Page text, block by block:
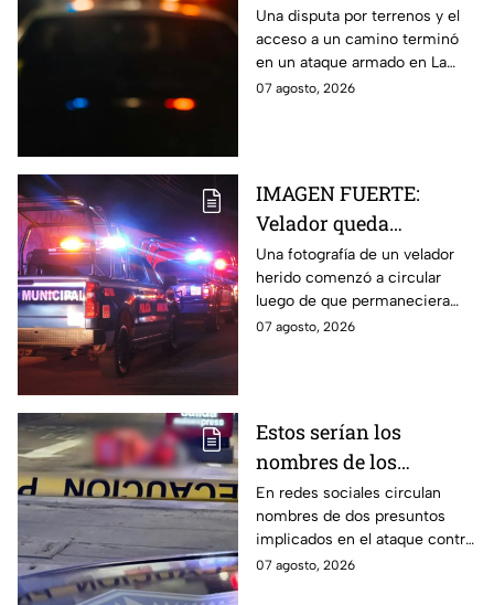
ataque armado en
Chihuahua; padre
muere y su hijo queda
herido
Una disputa por terrenos y el
acceso a un camino terminó
en un ataque armado en La
Regina, Chihuahua, donde un
07 agosto, 2026
IMAGEN FUERTE:
Velador queda
gravemente herido tras
ataque con arma
blanca en
Aguascalientes
Una fotografía de un velador
herido comenzó a circular
luego de que permaneciera
varias horas hospitalizado tras
07 agosto, 2026
Estos serían los
nombres de los
presuntos implicados
en ataque contra César
Gastélum en Culiacán
En redes sociales circulan
nombres de dos presuntos
implicados en el ataque contra
el creador de contenido César
07 agosto, 2026